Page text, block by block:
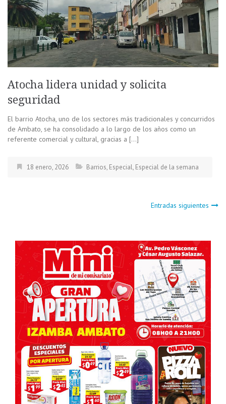
Atocha lidera unidad y solicita
seguridad
El barrio Atocha, uno de los sectores más tradicionales y concurridos
de Ambato, se ha consolidado a lo largo de los años como un
referente comercial y cultural, gracias a […]
18 enero, 2026 Barrios, Especial, Especial de la semana
de
entradas
Entradas siguientes